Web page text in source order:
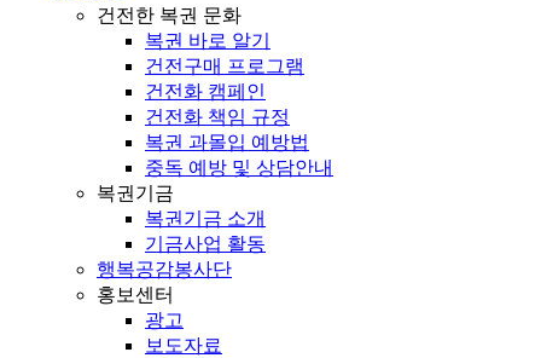
건전한 복권 문화
복권 바로 알기
건전구매 프로그램
건전화 캠페인
건전화 책임 규정
복권 과몰입 예방법
중독 예방 및 상담안내
복권기금
복권기금 소개
기금사업 활동
행복공감봉사단
홍보센터
광고
보도자료